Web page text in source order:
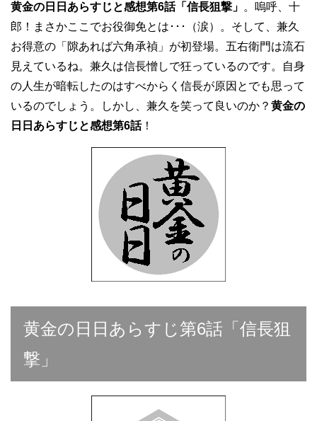
黄金の日日あらすじと感想第6話「信長狙撃」 。嗚呼、十
郎！まさかここでお役御免とは･･･（涙）。そして、兼久
お得意の「隙あれば六角承禎」が初登場。五右衛門は流石
見えているね。兼久は信長憎しで狂っているのです。自身
の人生が暗転したのはすべからく信長が原因とでも思って
いるのでしょう。しかし、兼久を笑って良いのか？ 黄金の
日日あらすじと感想第6話！
黄金の日日あらすじ第6話「信長狙
撃」